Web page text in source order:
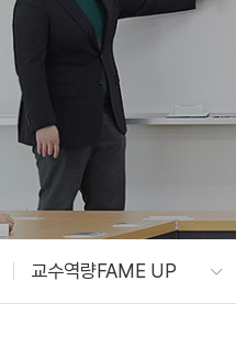
교수역량FAME UP